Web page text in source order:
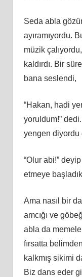
Seda abla
ayıramıyordu.
müzik
kaldırdı. Bir
bana seslendi,
“Hakan, hadi
yoruldum!” dedi.
yengen diyordu
“Olur abi!”
etmeye
Ama nasıl bir
amcığı ve
abla da
fırsatta
kalkmış sikimi
Biz dans eder